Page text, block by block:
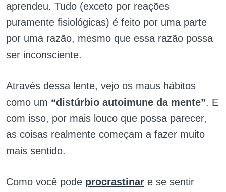
aprendeu. Tudo (exceto por reações
puramente fisiológicas) é feito por uma parte
por uma razão, mesmo que essa razão possa
ser inconsciente.
Através dessa lente, vejo os maus hábitos
como um “distúrbio autoimune da mente”. E
com isso, por mais louco que possa parecer,
as coisas realmente começam a fazer muito
mais sentido.
Como você pode procrastinar e se sentir